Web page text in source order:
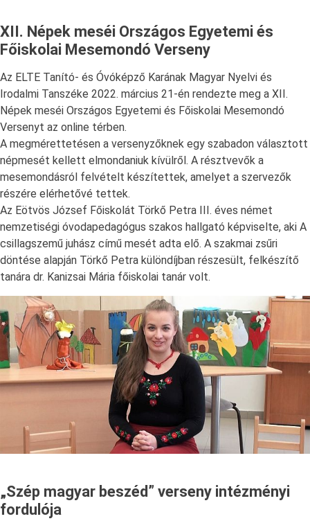
XII. Népek meséi Országos Egyetemi és
Főiskolai Mesemondó Verseny
Az ELTE Tanító- és Óvóképző Karának Magyar Nyelvi és
Irodalmi Tanszéke 2022. március 21-én rendezte meg a XII.
Népek meséi Országos Egyetemi és Főiskolai Mesemondó
Versenyt az online térben.
A megmérettetésen a versenyzőknek egy szabadon választott
népmesét kellett elmondaniuk kívülről. A résztvevők a
mesemondásról felvételt készítettek, amelyet a szervezők
részére elérhetővé tettek.
Az Eötvös József Főiskolát Törkő Petra III. éves német
nemzetiségi óvodapedagógus szakos hallgató képviselte, aki A
csillagszemű juhász című mesét adta elő. A szakmai zsűri
döntése alapján Törkő Petra különdíjban részesült, felkészítő
tanára dr. Kanizsai Mária főiskolai tanár volt.
„Szép magyar beszéd” verseny intézményi
fordulója